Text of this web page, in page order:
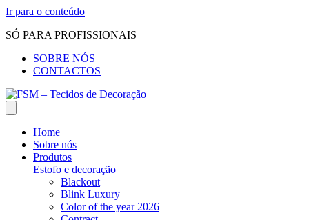
Ir para o conteúdo
SÓ PARA PROFISSIONAIS
SOBRE NÓS
CONTACTOS
Home
Sobre nós
Produtos
Estofo e decoração
Blackout
Blink Luxury
Color of the year 2026